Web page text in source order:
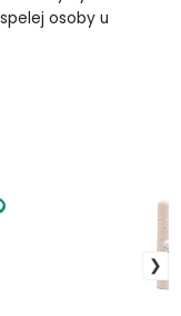
osoby u